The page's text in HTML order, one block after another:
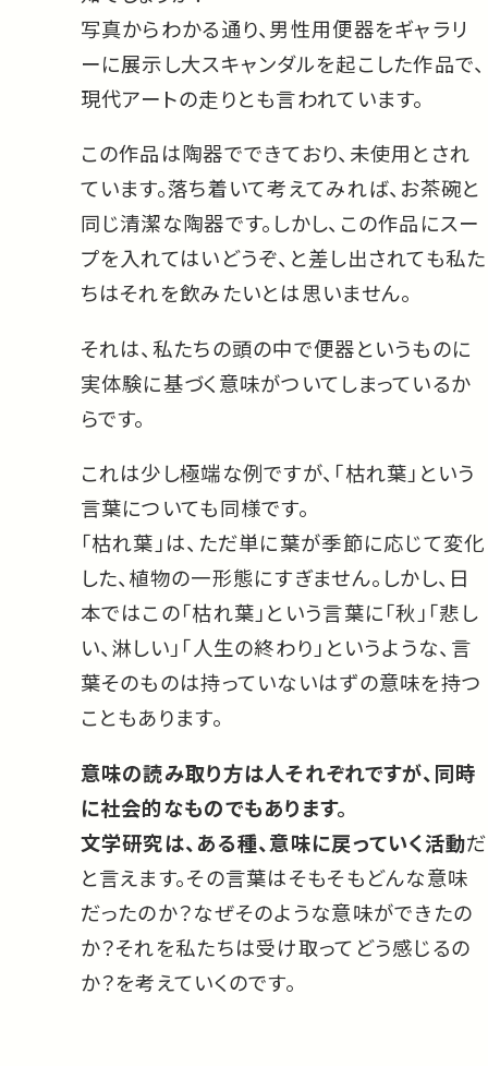
写真からわかる通り、男性用便器をギャラリ
ーに展示し大スキャンダルを起こした作品で、
現代アートの走りとも言われています。
この作品は陶器でできており、未使用とされ
ています。落ち着いて考えてみれば、お茶碗と
同じ清潔な陶器です。しかし、この作品にスー
プを入れてはいどうぞ、と差し出されても私た
ちはそれを飲みたいとは思いません。
それは、私たちの頭の中で便器というものに
実体験に基づく意味がついてしまっているか
らです。
これは少し極端な例ですが、「枯れ葉」という
言葉についても同様です。
「枯れ葉」は、ただ単に葉が季節に応じて変化
した、植物の一形態にすぎません。しかし、日
本ではこの「枯れ葉」という言葉に「秋」「悲し
い、淋しい」「人生の終わり」というような、言
葉そのものは持っていないはずの意味を持つ
こともあります。
意味の読み取り方は人それぞれですが、同時
に社会的なものでもあります。
文学研究は、ある種、意味に戻っていく活動だ
と言えます。その言葉はそもそもどんな意味
だったのか？なぜそのような意味ができたの
か？それを私たちは受け取ってどう感じるの
か？を考えていくのです。